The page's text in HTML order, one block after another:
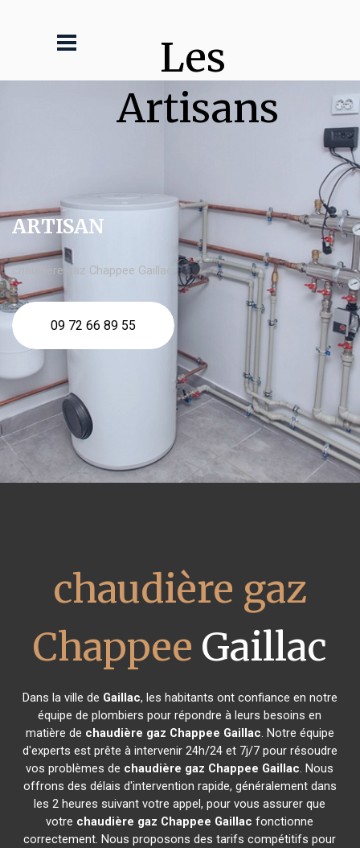
Les
Artisans
ARTISAN
chaudière gaz Chappee Gaillac
09 72 66 89 55
chaudière gaz
Chappee Gaillac
Dans la ville de Gaillac, les habitants ont confiance en notre
équipe de plombiers pour répondre à leurs besoins en
matière de chaudière gaz Chappee Gaillac. Notre équipe
d'experts est prête à intervenir 24h/24 et 7j/7 pour résoudre
vos problèmes de chaudière gaz Chappee Gaillac. Nous
offrons des délais d'intervention rapide, généralement dans
les 2 heures suivant votre appel, pour vous assurer que
votre chaudière gaz Chappee Gaillac fonctionne
correctement. Nous proposons des tarifs compétitifs pour